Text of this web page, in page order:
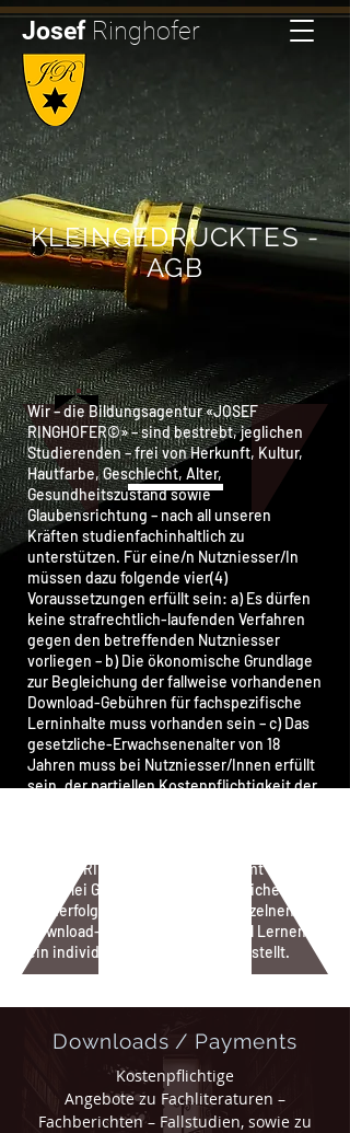
Josef Ringhofer
KLEINGEDRUCKTES -
AGB
Wir – die Bildungsagentur «JOSEF
RINGHOFER©» – sind bestrebt, jeglichen
Studierenden – frei von Herkunft, Kultur,
Hautfarbe, Geschlecht, Alter,
Gesundheitszustand sowie
Glaubensrichtung – nach all unseren
Kräften studienfachinhaltlich zu
unterstützen. Für eine/n Nutzniesser/In
müssen dazu folgende vier(4)
Voraussetzungen erfüllt sein: a) Es dürfen
keine strafrechtlich-laufenden Verfahren
gegen den betreffenden Nutzniesser
vorliegen – b) Die ökonomische Grundlage
zur Begleichung der fallweise vorhandenen
Download-Gebühren für fachspezifische
Lerninhalte muss vorhanden sein – c) Das
gesetzliche-Erwachsenenalter von 18
Jahren muss bei Nutzniesser/Innen erfüllt
sein, der partiellen Kostenpflichtigkeit der
«JOSEF RINGHOFER©» übernimmt
keinerlei Garantien für einen gesicherten
Lernerfolg – rein durch einen einzelnen
Download-Vorgang bedingt – weil Lernen
ein individualisierter Prozess darstellt.
Downloads / Payments
Kostenpflichtige
Angebote zu Fachliteraturen –
Fachberichten – Fallstudien, sowie zu